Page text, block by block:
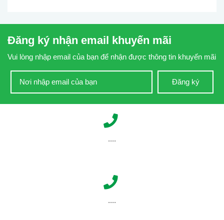
Đăng ký nhận email khuyến mãi
Vui lòng nhập email của bạn để nhận được thông tin khuyến mãi
Đăng ký
....
....